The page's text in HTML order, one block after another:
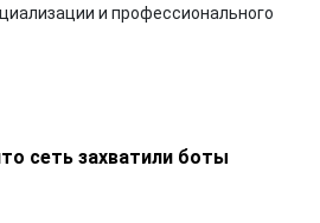
и профессионального
сеть захватили боты